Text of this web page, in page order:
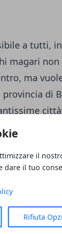
il
dare il tuo
Rifiuta
a tutti,
magari non
ma
di
città
con
molte
anche
grandi città
dove